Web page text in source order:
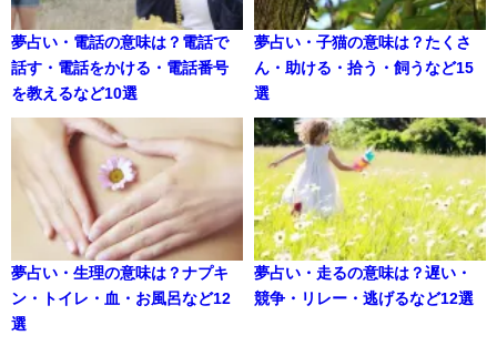
夢占い・電話の意味は？電話で
話す・電話をかける・電話番号
を教えるなど10選
夢占い・子猫の意味は？たくさ
ん・助ける・拾う・飼うなど15
選
夢占い・生理の意味は？ナプキ
ン・トイレ・血・お風呂など12
選
夢占い・走るの意味は？遅い・
競争・リレー・逃げるなど12選